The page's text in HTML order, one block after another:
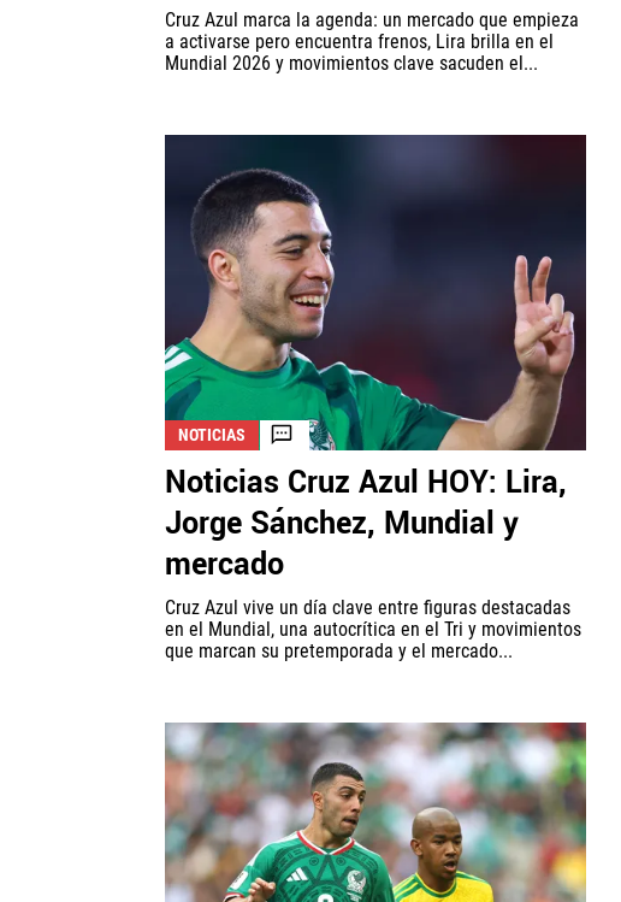
Cruz Azul marca la agenda: un mercado que empieza
a activarse pero encuentra frenos, Lira brilla en el
Mundial 2026 y movimientos clave sacuden el...
NOTICIAS
Noticias Cruz Azul HOY: Lira,
Jorge Sánchez, Mundial y
mercado
Cruz Azul vive un día clave entre figuras destacadas
en el Mundial, una autocrítica en el Tri y movimientos
que marcan su pretemporada y el mercado...